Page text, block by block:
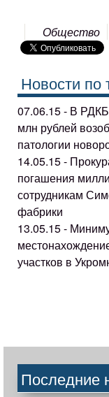
Общество
Новости по
07.06.15 - В
млн рублей
патологии
14.05.15 -
погашения
сотрудникам
фабрики
13.05.15 -
участков в
Последние